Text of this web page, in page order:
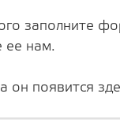
заполните
ее нам.
он появится